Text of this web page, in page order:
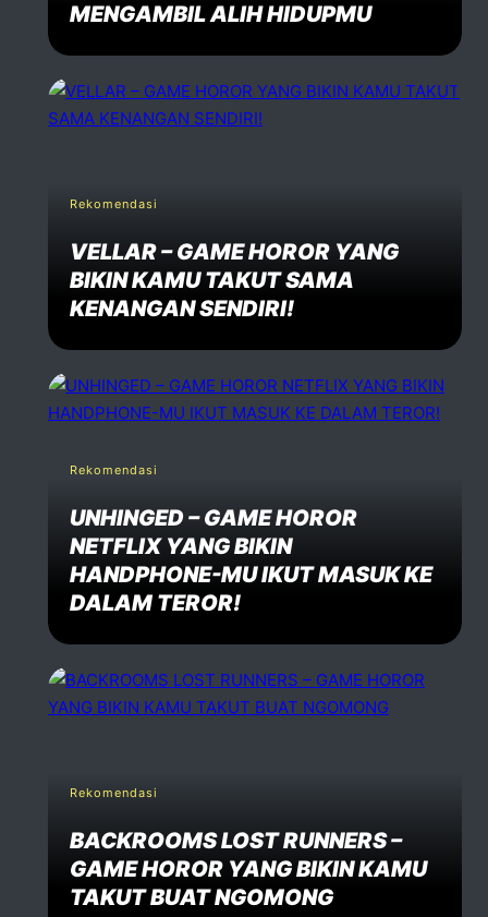
MENGAMBIL ALIH HIDUPMU
Rekomendasi
VELLAR – GAME HOROR YANG
BIKIN KAMU TAKUT SAMA
KENANGAN SENDIRI!
Rekomendasi
UNHINGED – GAME HOROR
NETFLIX YANG BIKIN
HANDPHONE-MU IKUT MASUK KE
DALAM TEROR!
Rekomendasi
BACKROOMS LOST RUNNERS –
GAME HOROR YANG BIKIN KAMU
TAKUT BUAT NGOMONG